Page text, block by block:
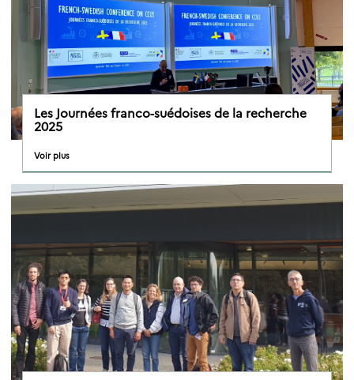
Les Journées franco-suédoises de la recherche
2025
Voir plus